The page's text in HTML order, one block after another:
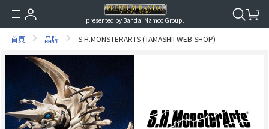
presented by Bandai Namco Group.
首頁 品牌 S.H.MONSTERARTS (TAMASHII WEB SHOP)